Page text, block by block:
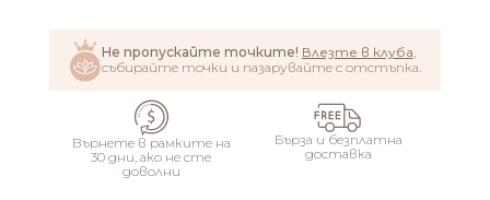
Не пропускайте точките! Влезте в клуба,
събирайте точки и пазарувайте с отстъпка.
Върнете в рамките на
30 дни, ако не сте
доволни
Бърза и безплатна
доставка